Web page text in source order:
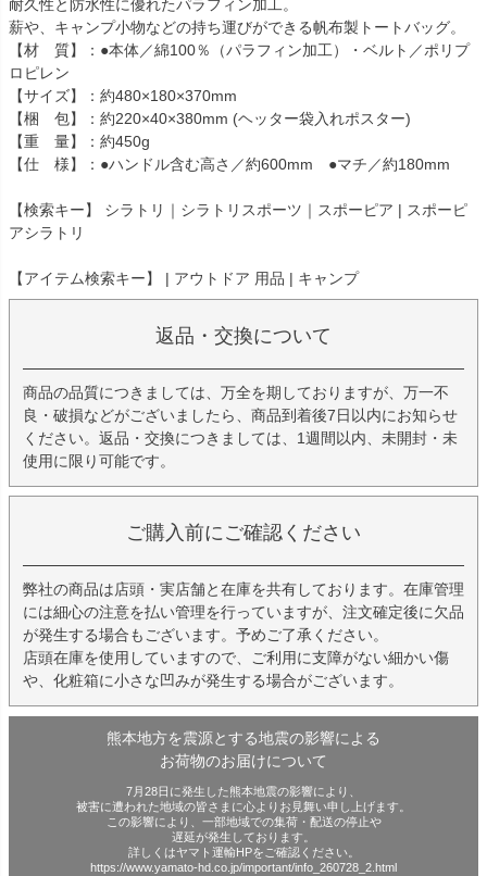
耐久性と防水性に優れたパラフィン加工。
薪や、キャンプ小物などの持ち運びができる帆布製トートバッグ。
【材 質】：●本体／綿100％（パラフィン加工）・ベルト／ポリプ
ロピレン
【サイズ】：約480×180×370mm
【梱 包】：約220×40×380mm (ヘッター袋入れポスター)
【重 量】：約450g
【仕 様】：●ハンドル含む高さ／約600mm ●マチ／約180mm
【検索キー】 シラトリ｜シラトリスポーツ｜スポーピア | スポーピ
アシラトリ
【アイテム検索キー】 | アウトドア 用品 | キャンプ
返品・交換について
商品の品質につきましては、万全を期しておりますが、万一不
良・破損などがございましたら、商品到着後7日以内にお知らせ
ください。返品・交換につきましては、1週間以内、未開封・未
使用に限り可能です。
ご購入前にご確認ください
弊社の商品は店頭・実店舗と在庫を共有しております。在庫管理
には細心の注意を払い管理を行っていますが、注文確定後に欠品
が発生する場合もございます。予めご了承ください。
店頭在庫を使用していますので、ご利用に支障がない細かい傷
や、化粧箱に小さな凹みが発生する場合がございます。
熊本地方を震源とする地震の影響による
お荷物のお届けについて
7月28日に発生した熊本地震の影響により、
被害に遭われた地域の皆さまに心よりお見舞い申し上げます。
この影響により、一部地域での集荷・配送の停止や
遅延が発生しております。
詳しくはヤマト運輸HPをご確認ください。
https://www.yamato-hd.co.jp/important/info_260728_2.html